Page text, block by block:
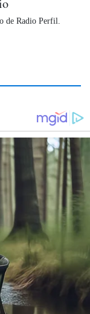
de Radio Perfil.